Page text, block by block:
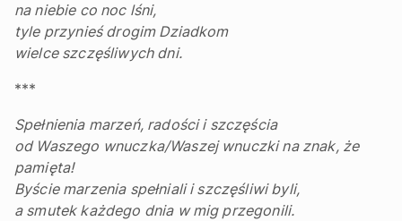
na niebie co noc lśni,
tyle przynieś drogim Dziadkom
wielce szczęśliwych dni.
***
Spełnienia marzeń, radości i szczęścia
od Waszego wnuczka/Waszej wnuczki na znak, że
pamięta!
Byście marzenia spełniali i szczęśliwi byli,
a smutek każdego dnia w mig przegonili.